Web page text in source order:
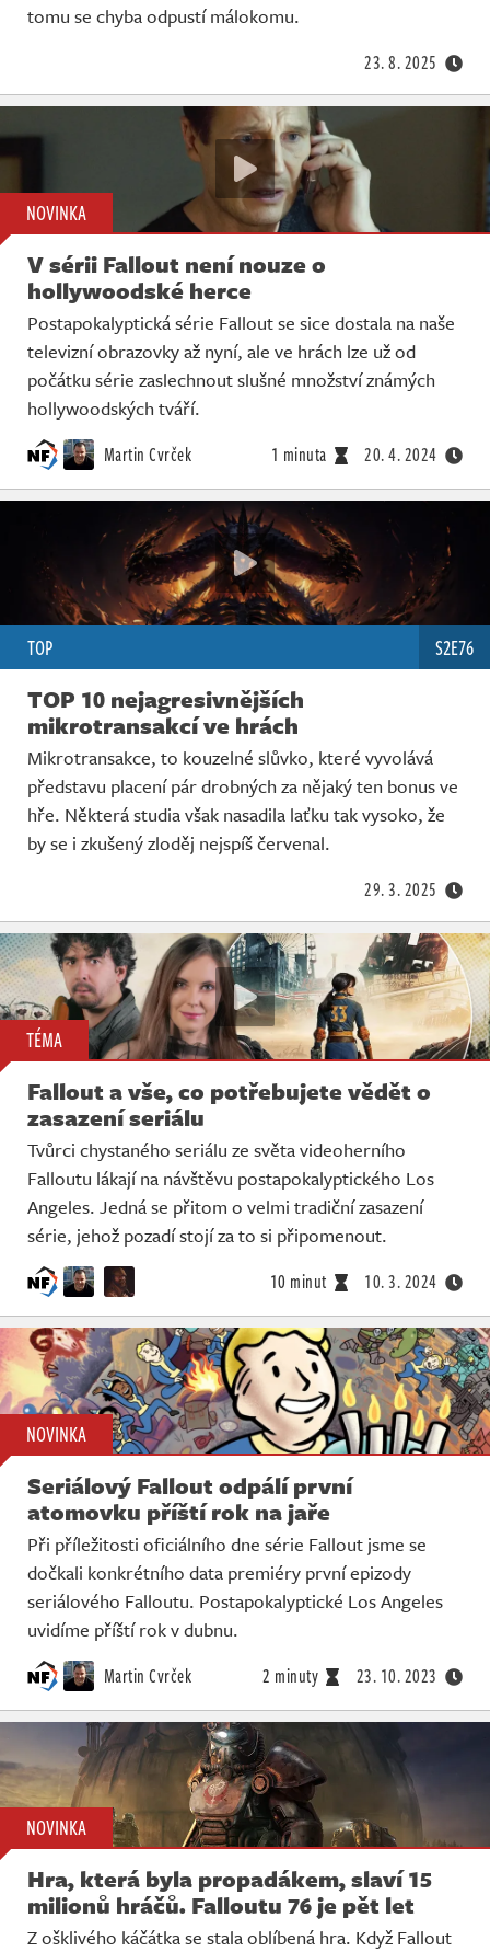
tomu se chyba odpustí málokomu.
23. 8. 2025
NOVINKA
V sérii Fallout není nouze o
hollywoodské herce
Postapokalyptická série Fallout se sice dostala na naše
televizní obrazovky až nyní, ale ve hrách lze už od
počátku série zaslechnout slušné množství známých
hollywoodských tváří.
Martin Cvrček 1 minuta 20. 4. 2024
TOP S2E76
TOP 10 nejagresivnějších
mikrotransakcí ve hrách
Mikrotransakce, to kouzelné slůvko, které vyvolává
představu placení pár drobných za nějaký ten bonus ve
hře. Některá studia však nasadila laťku tak vysoko, že
by se i zkušený zloděj nejspíš červenal.
29. 3. 2025
TÉMA
Fallout a vše, co potřebujete vědět o
zasazení seriálu
Tvůrci chystaného seriálu ze světa videoherního
Falloutu lákají na návštěvu postapokalyptického Los
Angeles. Jedná se přitom o velmi tradiční zasazení
série, jehož pozadí stojí za to si připomenout.
10 minut 10. 3. 2024
NOVINKA
Seriálový Fallout odpálí první
atomovku příští rok na jaře
Při příležitosti oficiálního dne série Fallout jsme se
dočkali konkrétního data premiéry první epizody
seriálového Falloutu. Postapokalyptické Los Angeles
uvidíme příští rok v dubnu.
Martin Cvrček 2 minuty 23. 10. 2023
NOVINKA
Hra, která byla propadákem, slaví 15
milionů hráčů. Falloutu 76 je pět let
Z ošklivého káčátka se stala oblíbená hra. Když Fallout